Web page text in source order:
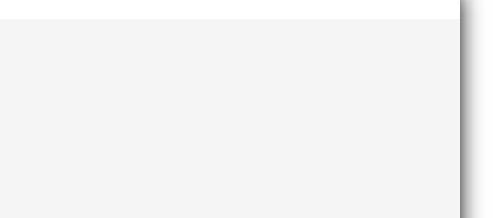
tryggare i din roll som
på och utanför friidrottsarenan.